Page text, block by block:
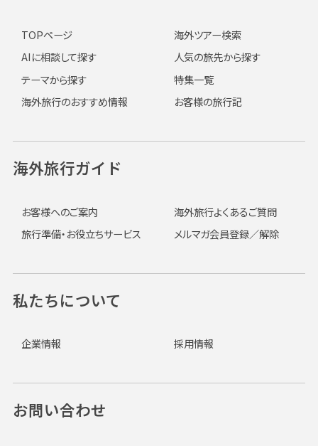
TOPページ
海外ツアー検索
AIに相談して探す
人気の旅先から探す
テーマから探す
特集一覧
海外旅行のおすすめ情報
お客様の旅行記
海外旅行ガイド
お客様へのご案内
海外旅行よくあるご質問
旅行準備・お役立ちサービス
メルマガ会員登録／解除
私たちについて
企業情報 採用情報
お問い合わせ